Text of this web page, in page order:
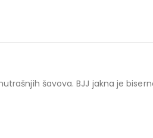
šavova. BJJ jakna je